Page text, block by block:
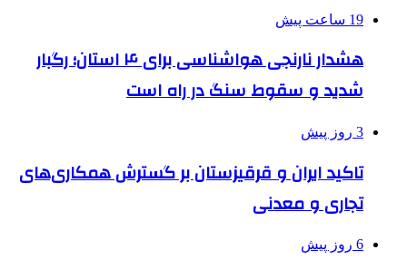
19 ساعت پیش
هشدار نارنجی هواشناسی برای ۴ استان؛ رگبار
شدید و سقوط سنگ در راه است
3 روز پیش
تاکید ایران و قرقیزستان بر گسترش همکاری‌های
تجاری و معدنی
6 روز پیش